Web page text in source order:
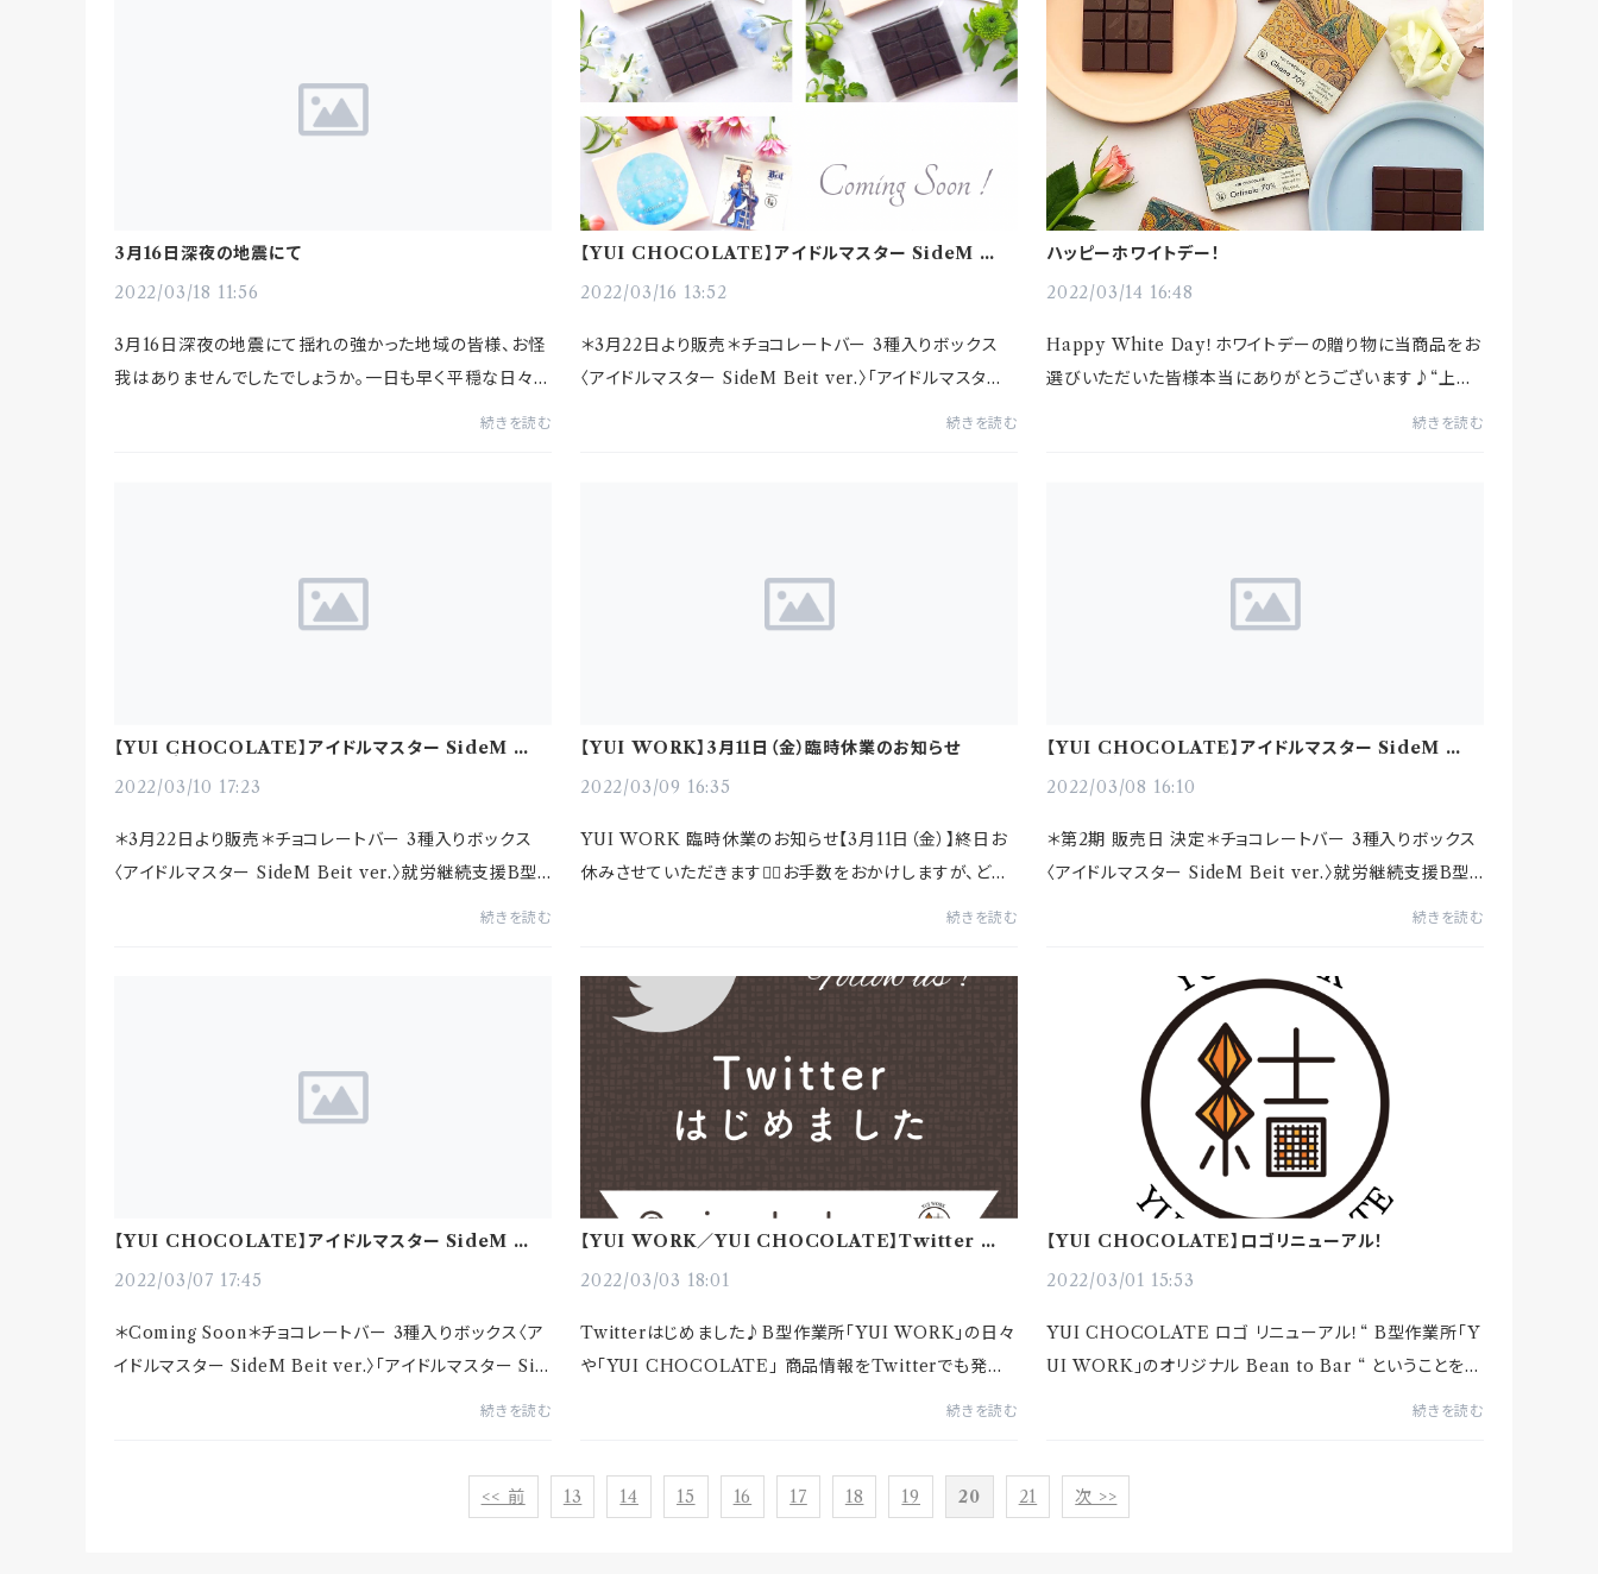
3月16日深夜の地震にて
2022/03/18 11:56
3月16日深夜の地震にて揺れの強かった地域の皆様、お怪
我はありませんでしたでしょうか。一日も早く平穏な日々が
戻りますように、心よりお祈り申し上げます。今回の地震の
続きを読む
【YUI CHOCOLATE】アイドルマスター SideM コラ
2022/03/16 13:52
＊3月22日より販売＊チョコレートバー 3種入りボックス
〈アイドルマスター SideM Beit ver.〉「アイドルマスタ
ー SideM 315プロダクション お仕事コラボキャンペーン」
続きを読む
ハッピーホワイトデー！
2022/03/14 16:48
Happy White Day！ホワイトデーの贈り物に当商品をお
選びいただいた皆様本当にありがとうございます♪“上質
な素材と、丁寧な手仕事によるこだわりのチョコレートで
続きを読む
【YUI CHOCOLATE】アイドルマスター SideM コラ
2022/03/10 17:23
＊3月22日より販売＊チョコレートバー 3種入りボックス
〈アイドルマスター SideM Beit ver.〉就労継続支援B型
「YUI WORK」です。「アイドルマスター SideM 315プロ
続きを読む
【YUI WORK】3月11日（金）臨時休業のお知らせ
2022/03/09 16:35
YUI WORK 臨時休業のお知らせ【3月11日（金）】終日お
休みさせていただきます🙇‍♂️お手数をおかけしますが、どう
続きを読む
【YUI CHOCOLATE】アイドルマスター SideM コラ
2022/03/08 16:10
＊第2期 販売日 決定＊チョコレートバー 3種入りボックス
〈アイドルマスター SideM Beit ver.〉就労継続支援B型
「YUI WORK」です。プロデューサーの皆様、大変お待た
続きを読む
【YUI CHOCOLATE】アイドルマスター SideM コラ
2022/03/07 17:45
＊Coming Soon＊チョコレートバー 3種入りボックス〈ア
イドルマスター SideM Beit ver.〉「アイドルマスター Sid
eM 315プロダクション お仕事コラボキャンペーン」と、私
続きを読む
【YUI WORK／YUI CHOCOLATE】Twitter はじ
2022/03/03 18:01
Twitterはじめました♪B型作業所｢YUI WORK｣の日々
や｢YUI CHOCOLATE｣ 商品情報をTwitterでも発信
します！アカウントは @yuiwork_chocohttps://twitte
続きを読む
【YUI CHOCOLATE】ロゴリニューアル！
2022/03/01 15:53
YUI CHOCOLATE ロゴ リニューアル！“ B型作業所「Y
UI WORK」のオリジナル Bean to Bar “ ということを一
目みてお分かりいただけるようロゴマークをリニューアル
続きを読む
<< 前 13 14 15 16 17 18 19 20 21 次 >>